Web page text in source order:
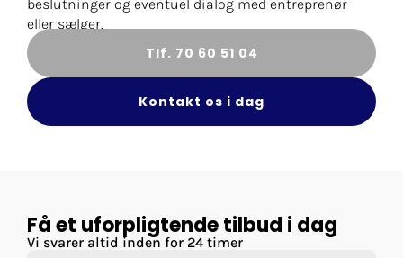
beslutninger og eventuel dialog med entreprenør
eller sælger.
Tlf. 70 60 51 04
Kontakt os i dag
Få et uforpligtende tilbud i dag
Vi svarer altid inden for 24 timer